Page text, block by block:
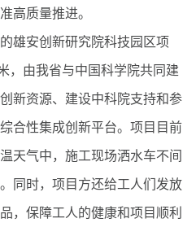
高质量推进。
安创新研究院科技园区项
，由我省与中国科学院共同建
新资源、建设中科院支持和参
合性集成创新平台。项目目前
天气中，施工现场洒水车不间
同时，项目方还给工人们发放
，保障工人的健康和项目顺利